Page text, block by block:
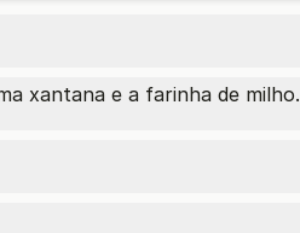
xantana e a farinha de milho.